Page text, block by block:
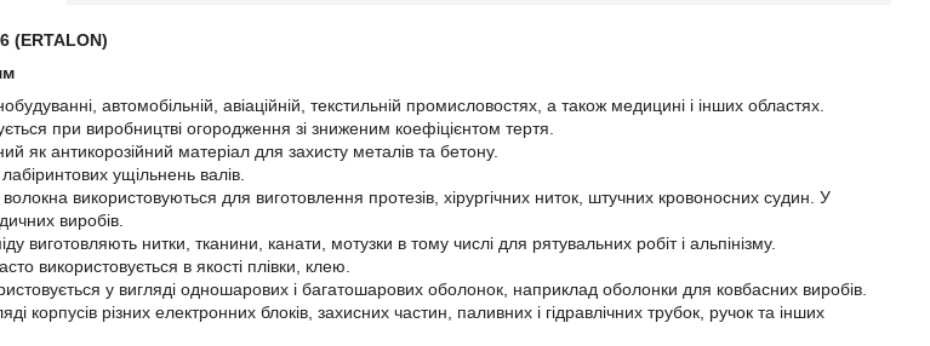
(ERTALON)
автомобільній, авіаційній, текстильній промисловостях, а також медицині і інших областях.
при виробництві огородження зі зниженим коефіцієнтом тертя.
як антикорозійний матеріал для захисту металів та бетону.
ущільнень валів.
використовуються для виготовлення протезів, хірургічних ниток, штучних кровоносних судин. У
виробів.
виготовляють нитки, тканини, канати, мотузки в тому числі для рятувальних робіт і альпінізму.
використовується в якості плівки, клею.
у вигляді одношарових і багатошарових оболонок, наприклад оболонки для ковбасних виробів.
корпусів різних електронних блоків, захисних частин, паливних і гідравлічних трубок, ручок та інших